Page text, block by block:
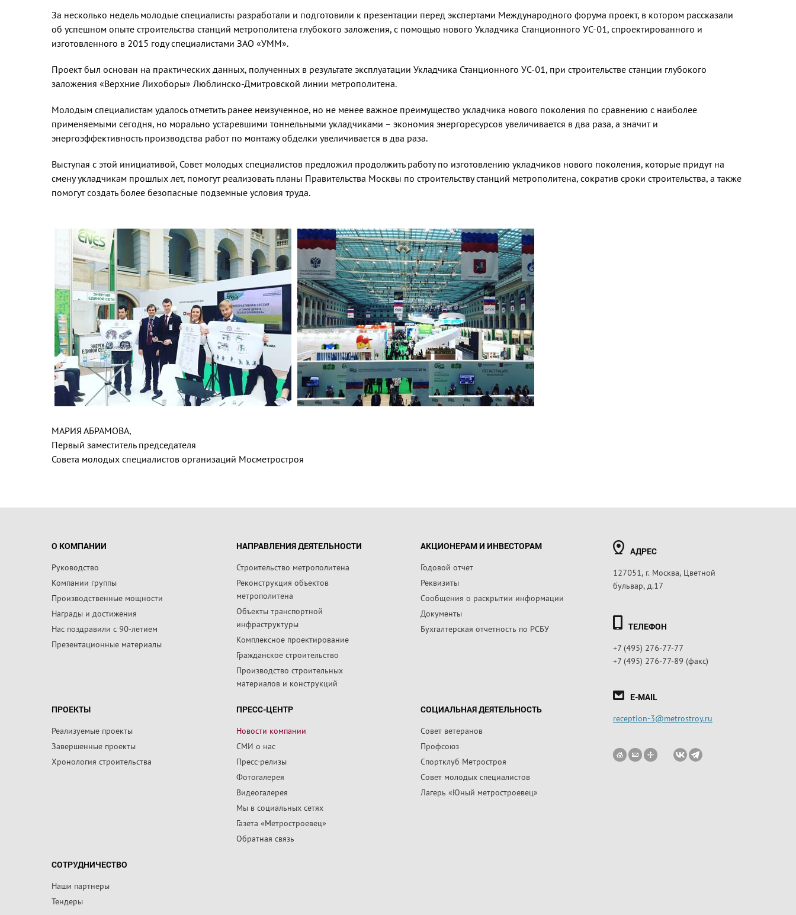
За несколько недель молодые специалисты разработали и подготовили к презентации перед экспертами Международного форума проект, в котором рассказали
об успешном опыте строительства станций метрополитена глубокого заложения, с помощью нового Укладчика Станционного УС-01, спроектированного и
изготовленного в 2015 году специалистами ЗАО «УММ».
Проект был основан на практических данных, полученных в результате эксплуатации Укладчика Станционного УС-01, при строительстве станции глубокого
заложения «Верхние Лихоборы» Люблинско-Дмитровской линии метрополитена.
Молодым специалистам удалось отметить ранее неизученное, но не менее важное преимущество укладчика нового поколения по сравнению с наиболее
применяемыми сегодня, но морально устаревшими тоннельными укладчиками – экономия энергоресурсов увеличивается в два раза, а значит и
энергоэффективность производства работ по монтажу обделки увеличивается в два раза.
Выступая с этой инициативой, Совет молодых специалистов предложил продолжить работу по изготовлению укладчиков нового поколения, которые придут на
смену укладчикам прошлых лет, помогут реализовать планы Правительства Москвы по строительству станций метрополитена, сократив сроки строительства, а также
помогут создать более безопасные подземные условия труда.
МАРИЯ АБРАМОВА,
Первый заместитель председателя
Совета молодых специалистов организаций Мосметростроя
О КОМПАНИИ
Руководство
Компании группы
Производственные мощности
Награды и достижения
Нас поздравили с 90-летием
Презентационные материалы
НАПРАВЛЕНИЯ ДЕЯТЕЛЬНОСТИ
Строительство метрополитена
Реконструкция объектов
метрополитена
Объекты транспортной
инфраструктуры
Комплексное проектирование
Гражданское строительство
Производство строительных
материалов и конструкций
АКЦИОНЕРАМ И ИНВЕСТОРАМ
Годовой отчет
Реквизиты
Сообщения о раскрытии информации
Документы
Бухгалтерская отчетность по РСБУ
ПРОЕКТЫ
Реализуемые проекты
Завершенные проекты
Хронология строительства
ПРЕСС-ЦЕНТР
Новости компании
СМИ о нас
Пресс-релизы
Фотогалерея
Видеогалерея
Мы в социальных сетях
Газета «Метростроевец»
Обратная связь
СОЦИАЛЬНАЯ ДЕЯТЕЛЬНОСТЬ
Совет ветеранов
Профсоюз
Спортклуб Метростроя
Совет молодых специалистов
Лагерь «Юный метростроевец»
СОТРУДНИЧЕСТВО
Наши партнеры
Тендеры
АДРЕС
127051, г. Москва, Цветной
бульвар, д.17
ТЕЛЕФОН
+7 (495) 276-77-77
+7 (495) 276-77-89 (факс)
E-MAIL
reception-3@metrostroy.ru